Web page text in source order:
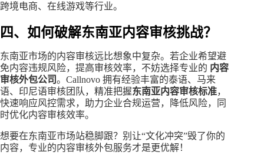
跨境电商、在线游戏等行业。
四、如何破解东南亚内容审核挑战？
东南亚市场的内容审核远比想象中复杂。若企业希望避
免内容违规风险，提高审核效率，不妨选择专业的 内容
审核外包公司。Callnovo 拥有经验丰富的泰语、马来
语、印尼语审核团队，精准把握东南亚内容审核标准，
快速响应风控需求，助力企业合规运营，降低风险，同
时优化内容审核效率。
想要在东南亚市场站稳脚跟？别让“文化冲突”毁了你的
内容，专业的内容审核外包服务才是更优解！